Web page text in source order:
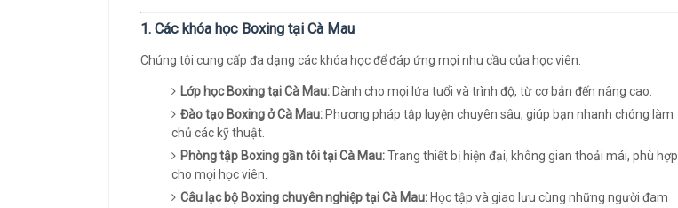
1. Các khóa học Boxing tại Cà Mau
Chúng tôi cung cấp đa dạng các khóa học để đáp ứng mọi nhu cầu của học viên:
Lớp học Boxing tại Cà Mau: Dành cho mọi lứa tuổi và trình độ, từ cơ bản đến nâng cao.
Đào tạo Boxing ở Cà Mau: Phương pháp tập luyện chuyên sâu, giúp bạn nhanh chóng làm
chủ các kỹ thuật.
Phòng tập Boxing gần tôi tại Cà Mau:Trang thiết bị hiện đại, không gian thoải mái, phù hợp
cho mọi học viên.
Câu lạc bộ Boxing chuyên nghiệp tại Cà Mau: Học tập và giao lưu cùng những người đam